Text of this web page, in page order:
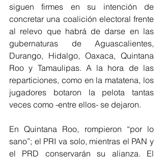
siguen firmes en su intención de
concretar una coalición electoral frente
al relevo que habrá de darse en las
gubernaturas de Aguascalientes,
Durango, Hidalgo, Oaxaca, Quintana
Roo y Tamaulipas. A la hora de las
reparticiones, como en la matatena, los
jugadores botaron la pelota tantas
veces como -entre ellos- se dejaron.
En Quintana Roo, rompieron “por lo
sano”; el PRI va solo, mientras el PAN y
el PRD conservarán su alianza. El